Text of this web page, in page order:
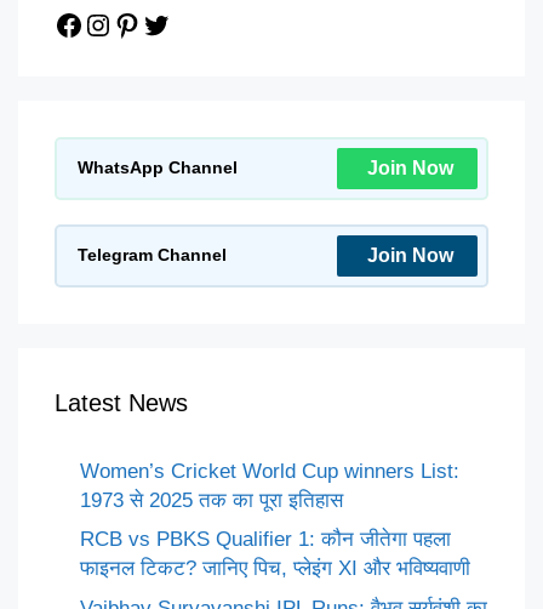
Facebook
Instagram
Pinterest
Twitter
WhatsApp Channel Join Now
Telegram Channel Join Now
Latest News
Women’s Cricket World Cup winners List:
1973 से 2025 तक का पूरा इतिहास
RCB vs PBKS Qualifier 1: कौन जीतेगा पहला
फाइनल टिकट? जानिए पिच, प्लेइंग XI और भविष्यवाणी